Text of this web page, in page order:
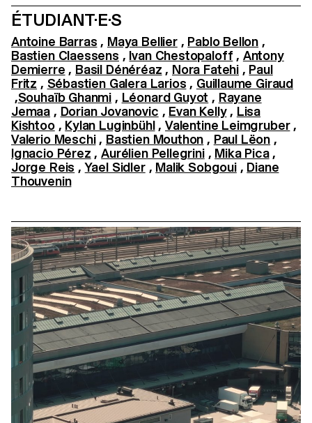
ÉTUDIANT·E·S
Antoine Barras , Maya Bellier, Pablo Bellon ,
Bastien Claessens , Ivan Chestopaloff , Antony
Demierre , Basil Dénéréaz , Nora Fatehi , Paul
Fritz , Sébastien Galera Larios , Guillaume Giraud
,Souhaïb Ghanmi , Léonard Guyot , Rayane
Jemaa , Dorian Jovanovic , Evan Kelly, Lisa
Kishtoo, Kylan Luginbühl, Valentine Leimgruber,
Valerio Meschi, Bastien Mouthon , Paul Lëon ,
Ignacio Pérez ,Aurélien Pellegrini, Mika Pica,
Jorge Reis ,Yael Sidler, Malik Sobgoui, Diane
Thouvenin